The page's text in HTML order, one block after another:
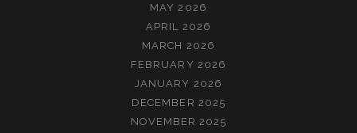
MAY 2026
APRIL 2026
MARCH 2026
FEBRUARY 2026
JANUARY 2026
DECEMBER 2025
NOVEMBER 2025